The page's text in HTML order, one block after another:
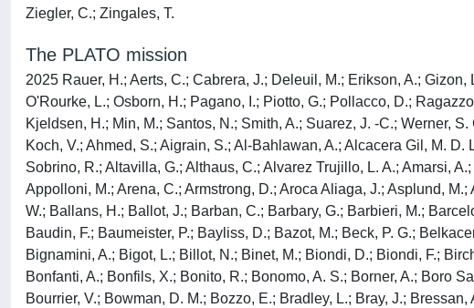
Ziegler, C.; Zingales, T.
The PLATO mission
2025 Rauer, H.; Aerts, C.; Cabrera, J.; Deleuil, M.; Erikson, A.; Gizon, L.; Goupil, M.; Heras, A.; Walloschek, T.; Lorenzo-Alvarez, J.; Marliani, F.; Martin-Garcia, C.; Mas-Hesse, J. M.; O'Rourke, L.; Osborn, H.; Pagano, I.; Piotto, G.; Pollacco, D.; Ragazzoni, R.; Ramsay, G.; Udry, S.; Appourchaux, T.; Benz, W.; Brandeker, A.; Gudel, M.; Janot-Pacheco, E.; Kabath, P.; Kjeldsen, H.; Min, M.; Santos, N.; Smith, A.; Suarez, J. -C.; Werner, S. C.; Aboudan, A.; Abreu, M.; Acuna, L.; Adams, M.; Adibekyan, V.; Affer, L.; Agneray, F.; Agnor, C.; Aguirre Borsen-Koch, V.; Ahmed, S.; Aigrain, S.; Al-Bahlawan, A.; Alcacera Gil, M. D. L. A.; Alei, E.; Alencar, S.; Alexander, R.; Alfonso-Garzon, J.; Alibert, Y.; Allende Prieto, C.; Almeida, L.; Alonso Sobrino, R.; Altavilla, G.; Althaus, C.; Alvarez Trujillo, L. A.; Amarsi, A.; Ammler-von Eiff, M.; Amores, E.; Andrade, L.; Antoniadis-Karnavas, A.; Antonio, C.; Aparicio Del Moral, B.; Appolloni, M.; Arena, C.; Armstrong, D.; Aroca Aliaga, J.; Asplund, M.; Audenaert, J.; Auricchio, N.; Avelino, P.; Baeke, A.; Baillie, K.; Balado, A.; Ballber Balaguero, P.; Balestra, A.; Ball, W.; Ballans, H.; Ballot, J.; Barban, C.; Barbary, G.; Barbieri, M.; Barcelo Forteza, S.; Barker, A.; Barklem, P.; Barnes, S.; Barrado Navascues, D.; Barragan, O.; Baruteau, C.; Basu, S.; Baudin, F.; Baumeister, P.; Bayliss, D.; Bazot, M.; Beck, P. G.; Belkacem, K.; Bellinger, E.; Benatti, S.; Benomar, O.; Berard, D.; Bergemann, M.; Bergomi, M.; Bernardo, P.; Biazzo, K.; Bignamini, A.; Bigot, L.; Billot, N.; Binet, M.; Biondi, D.; Biondi, F.; Birch, A. C.; Bitsch, B.; Bluhm Ceballos, P. V.; Bodi, A.; Bognar, Z.; Boisse, I.; Bolmont, E.; Bonanno, A.; Bonavita, M.; Bonfanti, A.; Bonfils, X.; Bonito, R.; Bonomo, A. S.; Borner, A.; Boro Saikia, S.; Borreguero Martin, E.; Borsa, F.; Borsato, L.; Bossini, D.; Bouchy, F.; Boue, G.; Boufleur, R.; Boumier, P.; Bourrier, V.; Bowman, D. M.; Bozzo, E.; Bradley, L.; Bray, J.; Bressan, A.; Breton, S.; Brienza, D.; Brito, A.; Brogi, M.; Brown, B.; Brown, D. J. A.; Brun, A. S.; Bruno, G.; Bruns, M.; Buchhave, L. A.; Bugnet, L.; Buldgen, G.; Burgess, P.; Busatta, A.; Busso, G.; Buzasi, D.; Caballero, J. A.; Cabral, A.; Cabrero Gomez, J. -F.; Calderone, F.; Cameron, R.; Cameron, A.; Campante, T.; Campos Gestal, N.; Canto Martins, B. L.; Cara, C.; Carone, L.; Carrasco, J. M.; Casagrande, L.; Casewell, S. L.; Cassisi, S.; Castellani, M.; Castro, M.; Catala, C.; Catalan Fernandez, I.; Catelan, M.; Cegla, H.; Cerruti, C.; Cessa, V.; Chadid, M.; Chaplin, W.; Charpinet, S.; Chiappini, C.; Chiarucci, S.; Chiavassa, A.; Chinellato, S.; Chirulli, G.; Christensen-Dalsgaard, J.; Church, R.; Claret, A.; Clarke, C.; Claudi, R.; Clermont, L.; Coelho, H.; Coelho, J.; Cogato, F.; Colome, J.; Condamin, M.; Conde Garcia, F.; Conseil, S.; Corbard, T.; Correia, A. C. M.; Corsaro, E.; Cosentino, R.; Costes, J.; Cottinelli, A.; Covone, G.; Creevey, O. L.; Crida, A.; Csizmadia, S.; Cunha, M.; Curry, P.; Da Costa, J.; Da Silva, F.; Dalal, S.; Damasso, M.; Damiani, C.; Damiani, F.; Das Chagas, M. L.; Davies, M.; Davies, G.; Davies, B.; Davison, G.; De Almeida, L.; De Angeli, F.; De Barros, S. C. C.; De Castroleao, I.; De Freitas, D. B.; De Freitas, M. C.; De Martino, D.; De Medeiros, J. R.; De Paula, L. A.; De Pedraza Gomez, A.; De Plaa, J.; De Ridder, J.; Deal, M.; Decin, L.; Deeg, H.; Degl'Innocenti, S.; Deheuvels, S.; Del Burgo, C.; Del Sordo, F.; Delgado-Mena, E.; Demangeon, O.; Denk, T.; Derekas, A.; Desert, J. -M.; Desidera, S.; Dexet, M.; Di Criscienzo, M.; Di Giorgio, A. M.; Di Mauro, M. P.; Diaz Rial, F. J.; Diaz-Garcia, J. -J.; Dima, M.; Dinuzzi, G.; Dionatos, O.; Distefano, E.; Do Nascimento Jr, J. -D.; Domingo, A.; D'Orazi, V.; Dorn, C.; Doyle, L.; Duarte, E.; Ducellier, F.; Dumaye, L.;